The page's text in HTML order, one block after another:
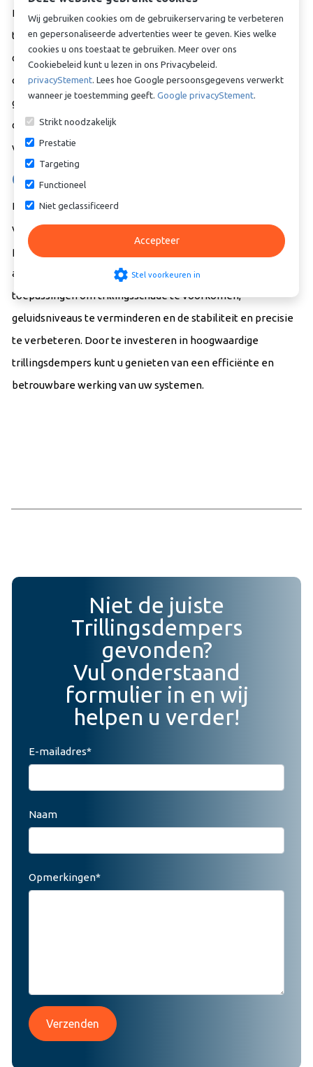
Het kiezen van de juiste trillingsdemper voor uw specifieke
toepassing is essentieel. Factoren zoals het type trillingen,
de frequentie, de belasting en de
omgevingsomstandigheden moeten in overweging worden
genomen. Het is ook belangrijk om regelmatig de staat van
de trillingsdempers te controleren en indien nodig te
vervangen om optimale prestaties te behouden.
Conclusie:
Kortom, trillingsdempers spelen een cruciale rol bij het
verminderen van trillingen, het optimaliseren van
prestaties en het verlengen van de levensduur van
apparatuur. Ze worden gebruikt in diverse industrieën en
toepassingen om trillingsschade te voorkomen,
geluidsniveaus te verminderen en de stabiliteit en precisie
te verbeteren. Door te investeren in hoogwaardige
trillingsdempers kunt u genieten van een efficiënte en
betrouwbare werking van uw systemen.
Niet de juiste
Trillingsdempers
gevonden?
Vul onderstaand
formulier in en wij
helpen u verder!
E-mailadres*
Naam
Opmerkingen*
Verzenden
Wij gebruiken cookies om de gebruikerservaring te verbeteren
en gepersonaliseerde advertenties weer te geven. Kies welke
cookies u ons toestaat te gebruiken. Meer over ons
Cookiebeleid kunt u lezen in ons Privacybeleid.
privacyStement . Lees hoe Google persoonsgegevens verwerkt
wanneer je toestemming geeft. Google privacyStement
Strikt noodzakelijk
Prestatie
Targeting
Functioneel
Niet geclassificeerd
Accepteer
settings Stel voorkeuren in